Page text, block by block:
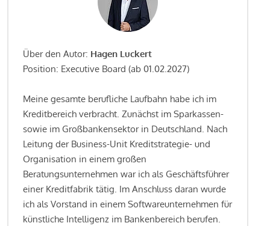
Über den Autor: Hagen Luckert
Position: Executive Board (ab 01.02.2027)
Meine gesamte berufliche Laufbahn habe ich im
Kreditbereich verbracht. Zunächst im Sparkassen-
sowie im Großbankensektor in Deutschland. Nach
Leitung der Business-Unit Kreditstrategie- und
Organisation in einem großen
Beratungsunternehmen war ich als Geschäftsführer
einer Kreditfabrik tätig. Im Anschluss daran wurde
ich als Vorstand in einem Softwareunternehmen für
künstliche Intelligenz im Bankenbereich berufen.